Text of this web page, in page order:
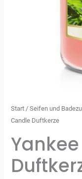
Start /Seifen und
Candle Duftkerze